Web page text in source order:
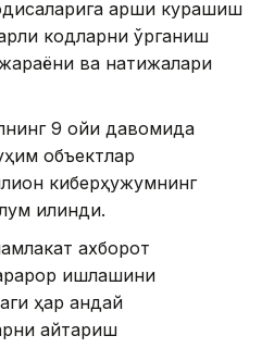
қарши курашиш
кодларни ўрганиш
ва натижалари
9 ойи давомида
объектлар
киберҳужумнинг
қилинди.
ахборот
ишлашини
ҳар қандай
қайтариш